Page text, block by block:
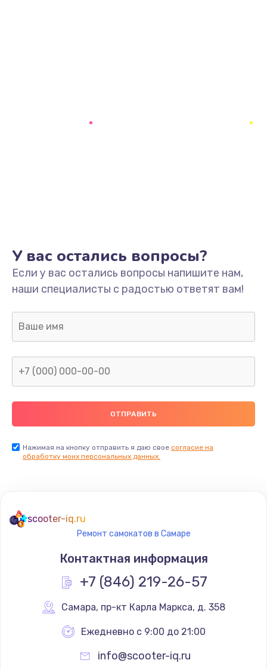
У вас остались вопросы?
Если у вас остались вопросы напишите нам,
наши специалисты с радостью ответят вам!
Нажимая на кнопку отправить я даю свое согласие на
обработку моих персональных данных.
scooter-iq.ru
Ремонт самокатов в Самаре
Контактная информация
+7 (846) 219-26-57
Самара, пр-кт Карла Маркса, д. 358
Ежедневно с 9:00 до 21:00
info@scooter-iq.ru